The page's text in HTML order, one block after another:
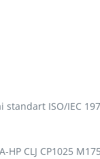
standart ISO/IEC
HP CLJ CP1025